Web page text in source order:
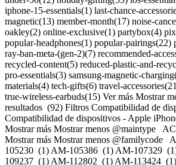
iphone-15-essentials(1) last-chance-
magnetic(13) member-month(17) noise-
oakley(2) online-exclusive(1) partybox(4)
popular-headphones(1) popular-pairings(22)
ray-ban-meta-(gen-2)(7) recommended-
recycled-content(5) reduced-plastic-and-
pro-essentials(3) samsung-magnetic-
materials(4) tech-gifts(6) travel-
true-wireless-earbuds(15) Ver más Mostrar
resultados (92) Filtros Compatibilidad de
Compatibilidad de dispositivos - Apple iPhone 12 Pro Borrar todo Mostrar más Mostrar menos @maintype ACCESSORIES (92) Mostrar más Mostrar menos @familycode AM-104807 (1) AM-105230 (1) AM-105386 (1) AM-107329 (1) AM-109001 (1) AM-109237 (1) AM-112802 (1) AM-113424 (1) AM-114007 (1) AM-114806 (1) AM-115801 (1) AM-116621 (1) AM-117777 (1) AM-117779 (1) AM-118031 (1) AM-118032 (1) AM-118033 (1) AM-118076 (1) AM-118077 (1) AM-118084 (1) AM-118236 (1) AM-118237 (1) AM-119203 (1) AM-119206 (1) AM-119207 (1) AM-119209 (1) AM-124402 (1) AM-124403 (1) AM-125241 (1) AM-125401 (1) AM-125402 (1) AM-125410 (1) AM-126606 (1) AM-126607 (1) AM-126608 (1) AM-127610 (1) AM-127612 (1) AM-129204 (1) AM-130470 (1) AM-132005 (1) AM-132425 (1) AM-133210 (1) AM-133212 (1) AM-133213 (1) AM-133214 (1) AM-133586 (1) AM-133588 (1) AM-133589 (1) AM-133792 (1) AM-133794 (1) AM-133795 (1) AM-133796 (1) AM-133797 (1) AM-133798 (1) AM-133799 (1) AM-134157 (1) AM-134158 (1) AM-134650 (1) AM-134651 (1) AM-134653 (1) AM-135201 (1) AM-135202 (1) AM-135399 (1) AM-139601 (1) AM-140801 (1) AM-140802 (1) AM-141480 (1) AM-141482 (1) AM-142240 (1) AM-143201 (1) AM-143202 (1) AM-143203 (1) AM-143210 (1) AM-143401 (1) AM-143453 (1) AM-143454 (1) AM-143455 (1) AM-143801 (1) AM-143802 (1) AM-144692 (1) AM-16428 (1) AM-30821 (1) AM-50017 (1) AM-50049 (1) AM-51033 (1) AM-68605 (1) AM-80401 (1) AM-80402 (1) AM-80404 (1) AM-80405 (1) AM-80407 (1) AM-99879 (1) AM-105010 (1) AM-105075 (1) AM-105108 (1) AM-105116 (1) AM-105180 (1) AM-105296 (1) AM-105297 (1) AM-106058 (1) AM-107330 (1) AM-108201 (1) AM-109121 (1) AM-109129 (1) AM-109135 (1) AM-109136 (1) AM-109159 (1) AM-109160 (1) AM-109163 (1) AM-109164 (1) AM-109254 (1) AM-109259 (1) AM-109273 (1) AM-109280 (1) AM-109346 (1) AM-109359 (1) AM-109360 (1) AM-110403 (1) AM-112095 (1) AM-112810 (1) AM-112811 (1) AM-112812 (1) AM-112813 (1) AM-112814 (1) AM-112815 (1) AM-112816 (1) AM-114606 (1) AM-114607 (1) AM-116401 (1) AM-116845 (1) AM-117201 (1) AM-117695 (1) AM-117696 (1) AM-117702 (1) AM-117709 (1) AM-117710 (1) AM-117716 (1) AM-117758 (1) AM-117759 (1) AM-117801 (1) AM-117820 (1) AM-117821 (1) AM-117822 (1) AM-117826 (1) AM-117827 (1) AM-117835 (1) AM-117836 (1) AM-117837 (1) AM-117838 (1) AM-117844 (1) AM-117877 (1) AM-117878 (1) AM-117882 (1) AM-117922 (1) AM-117923 (1) AM-117929 (1) AM-117937 (1) AM-118248 (1) AM-118802 (1) AM-119201 (1) AM-119202 (1) AM-119208 (1) AM-121001 (1) AM-121003 (1) AM-122605 (1) AM-122607 (1) AM-122664 (1) AM-122665 (1) AM-122673 (1) AM-122674 (1) AM-122926 (1) AM-122934 (1) AM-122935 (1) AM-123003 (1) AM-123016 (1) AM-123017 (1) AM-124602 (1) AM-125249 (1) AM-125254 (1) AM-125256 (1) AM-125262 (1) AM-125263 (1) AM-125408 (1) AM-125412 (1) AM-125417 (1) AM-125418 (1) AM-125419 (1) AM-125420 (1) AM-125421 (1) AM-125422 (1) AM-125452 (1) AM-125453 (1) AM-125457 (1) AM-125804 (1) AM-125805 (1) AM-125807 (1) AM-125815 (1) AM-126604 (1) AM-126615 (1) AM-127601 (1) AM-127807 (1) AM-127846 (1) AM-127848 (1) AM-127849 (1) AM-127850 (1) AM-127851 (1) AM-129203 (1) AM-129401 (1) AM-129402 (1) AM-129403 (1) AM-129404 (1) AM-129684 (1) AM-129686 (1) AM-129687 (1) AM-129688 (1) AM-129689 (1) AM-129691 (1) AM-129692 (1) AM-129693 (1) AM-129695 (1) AM-130471 (1) AM-130472 (1) AM-130601 (1) AM-131801 (1) AM-131802 (1) AM-132001 (1) AM-132002 (1) AM-132003 (1) AM-132004 (1) AM-132401 (1) AM-132402 (1)